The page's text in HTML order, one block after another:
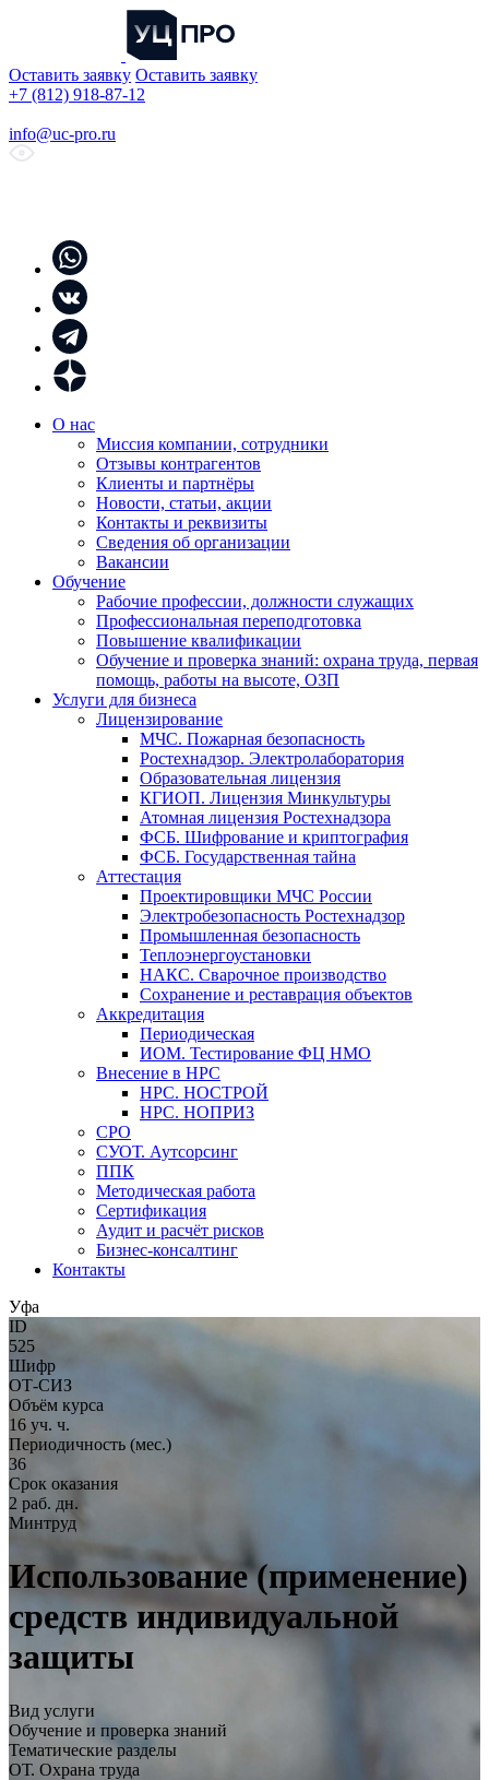
Оставить заявку Оставить заявку
+7 (812) 918-87-12
info@uc-pro.ru
О нас
Миссия компании, сотрудники
Отзывы контрагентов
Клиенты и партнёры
Новости, статьи, акции
Контакты и реквизиты
Сведения об организации
Вакансии
Обучение
Рабочие профессии, должности служащих
Профессиональная переподготовка
Повышение квалификации
Обучение и проверка знаний: охрана труда, первая
помощь, работы на высоте, ОЗП
Услуги для бизнеса
Лицензирование
МЧС. Пожарная безопасность
Ростехнадзор. Электролаборатория
Образовательная лицензия
КГИОП. Лицензия Минкультуры
Атомная лицензия Ростехнадзора
ФСБ. Шифрование и криптография
ФСБ. Государственная тайна
Аттестация
Проектировщики МЧС России
Электробезопасность Ростехнадзор
Промышленная безопасность
Теплоэнергоустановки
НАКС. Сварочное производство
Сохранение и реставрация объектов
Аккредитация
Периодическая
ИОМ. Тестирование ФЦ НМО
Внесение в НРС
НРС. НОСТРОЙ
НРС. НОПРИЗ
СРО
СУОТ. Аутсорсинг
ППК
Методическая работа
Сертификация
Аудит и расчёт рисков
Бизнес-консалтинг
Контакты
Уфа
ID
525
Шифр
ОТ-СИЗ
Объём курса
16 уч. ч.
Периодичность (мес.)
36
Срок оказания
2 раб. дн.
Минтруд
Использование (применение)
средств индивидуальной
защиты
Вид услуги
Обучение и проверка знаний
Тематические разделы
ОТ. Охрана труда